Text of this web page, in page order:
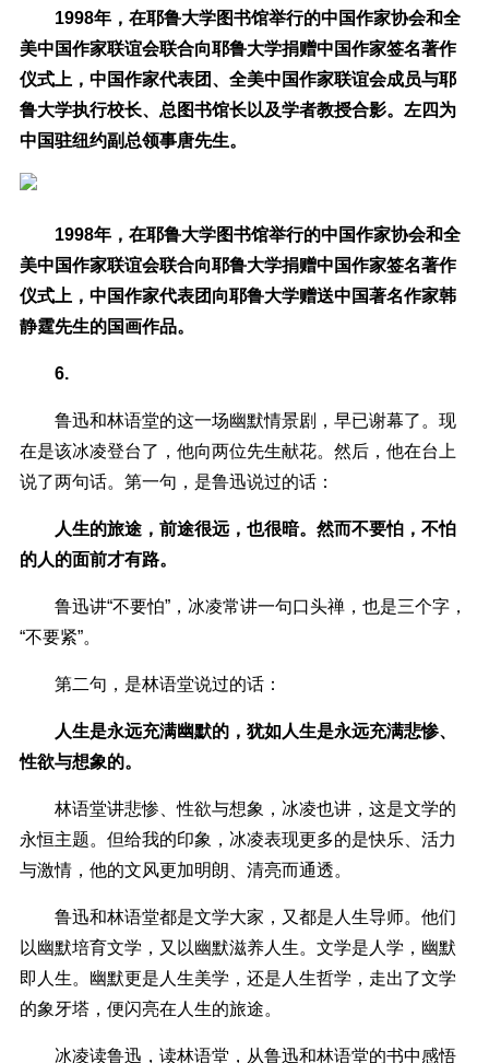
1998年，在耶鲁大学图书馆举行的中国作家协会和全
美中国作家联谊会联合向耶鲁大学捐赠中国作家签名著作
仪式上，中国作家代表团、全美中国作家联谊会成员与耶
鲁大学执行校长、总图书馆长以及学者教授合影。左四为
中国驻纽约副总领事唐先生。
1998年，在耶鲁大学图书馆举行的中国作家协会和全
美中国作家联谊会联合向耶鲁大学捐赠中国作家签名著作
仪式上，中国作家代表团向耶鲁大学赠送中国著名作家韩
静霆先生的国画作品。
6.
鲁迅和林语堂的这一场幽默情景剧，早已谢幕了。现
在是该冰凌登台了，他向两位先生献花。然后，他在台上
说了两句话。第一句，是鲁迅说过的话：
人生的旅途，前途很远，也很暗。然而不要怕，不怕
的人的面前才有路。
鲁迅讲“不要怕”，冰凌常讲一句口头禅，也是三个字，
“不要紧”。
第二句，是林语堂说过的话：
人生是永远充满幽默的，犹如人生是永远充满悲惨、
性欲与想象的。
林语堂讲悲惨、性欲与想象，冰凌也讲，这是文学的
永恒主题。但给我的印象，冰凌表现更多的是快乐、活力
与激情，他的文风更加明朗、清亮而通透。
鲁迅和林语堂都是文学大家，又都是人生导师。他们
以幽默培育文学，又以幽默滋养人生。文学是人学，幽默
即人生。幽默更是人生美学，还是人生哲学，走出了文学
的象牙塔，便闪亮在人生的旅途。
冰凌读鲁迅，读林语堂，从鲁迅和林语堂的书中感悟